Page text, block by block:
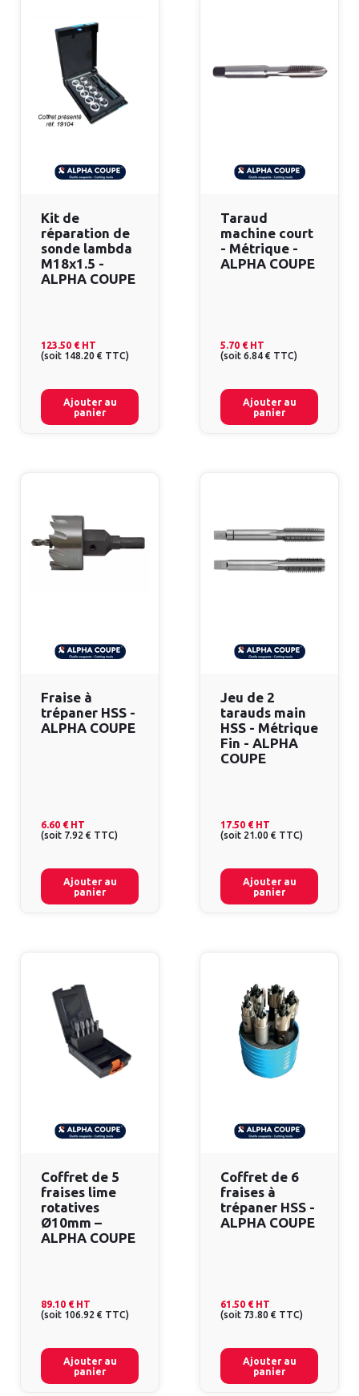
Kit de
réparation de
sonde lambda
M18x1.5 -
ALPHA COUPE
123.50 € HT
(soit 148.20 € TTC)
Ajouter au
panier
Taraud
machine court
- Métrique -
ALPHA COUPE
5.70 € HT
(soit 6.84 € TTC)
Ajouter au
panier
Fraise à
trépaner HSS -
ALPHA COUPE
6.60 € HT
(soit 7.92 € TTC)
Ajouter au
panier
Jeu de 2
tarauds main
HSS - Métrique
Fin - ALPHA
COUPE
17.50 € HT
(soit 21.00 € TTC)
Ajouter au
panier
Coffret de 5
fraises lime
rotatives
Ø10mm –
ALPHA COUPE
89.10 € HT
(soit 106.92 € TTC)
Ajouter au
panier
Coffret de 6
fraises à
trépaner HSS -
ALPHA COUPE
61.50 € HT
(soit 73.80 € TTC)
Ajouter au
panier